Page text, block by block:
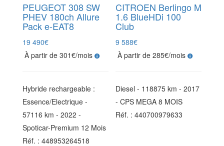
PEUGEOT 308 SW
PHEV 180ch Allure
Pack e-EAT8
19 490€
À partir de 301€/mois
Hybride rechargeable :
Essence/Electrique -
57116 km - 2022 -
Spoticar-Premium 12 Mois
Réf. : 448953264518
CITROEN Berlingo M
1.6 BlueHDi 100
Club
9 588€
À partir de 285€/mois
Diesel - 118875 km - 2017
- CPS MEGA 8 MOIS
Réf. : 440700979633